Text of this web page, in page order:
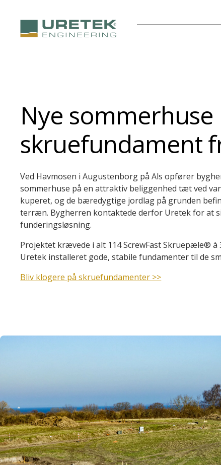
Nye sommerhuse
skruefundament
Ved Havmosen i Augustenborg på Als opfører
sommerhuse på en attraktiv beliggenhed tæt ved
kuperet, og de bæredygtige jordlag på grunden
terræn. Bygherren kontaktede derfor Uretek for at
funderingsløsning.
Projektet krævede i alt 114 ScrewFast Skruepæle® à
Uretek installeret gode, stabile fundamenter til de
Bliv klogere på skruefundamenter >>